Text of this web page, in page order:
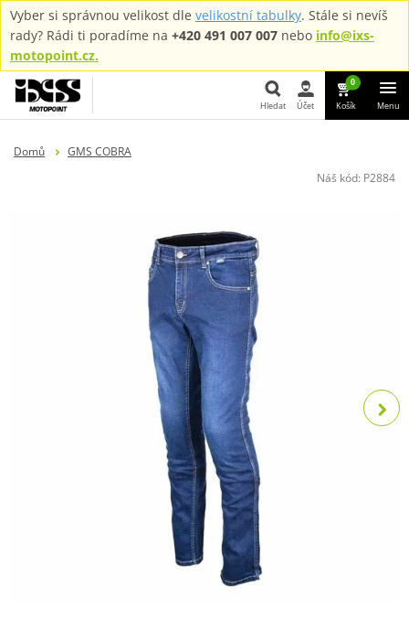
Vyber si správnou velikost dle velikostní tabulky. Stále si nevíš
rady? Rádi ti poradíme na +420 491 007 007 nebo info@ixs-
motopoint.cz.
Hledat Účet
0
Košík Menu
Domů
GMS COBRA
Náš kód: P2884